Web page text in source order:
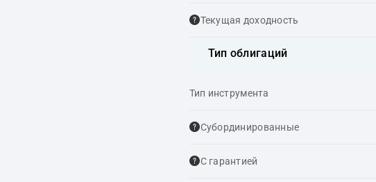
Текущая доходность
Тип облигаций
Тип инструмента
Cубординированные
С гарантией